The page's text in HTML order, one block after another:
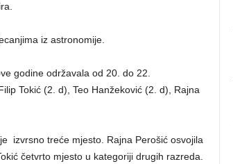
iz astronomije.
godine održavala od 20. do 22.
Tokić (2. d), Teo Hanžeković (2. d), Rajna
izvrsno treće mjesto. Rajna Perošić osvojila
četvrto mjesto u kategoriji drugih razreda.